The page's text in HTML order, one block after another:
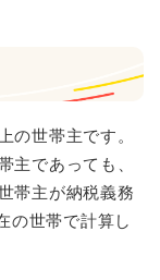
の世帯主です。
主であっても、
帯主が納税義務
の世帯で計算し